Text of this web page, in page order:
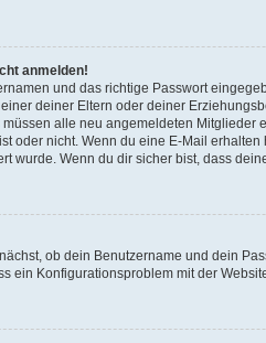
anmelden!
und das richtige Passwort
deiner Eltern oder deiner
alle neu angemeldeten
oder nicht. Wenn du eine E-Mail
wurde. Wenn du dir sicher bist, dass
ob dein Benutzername und dein
ein Konfigurationsproblem mit der